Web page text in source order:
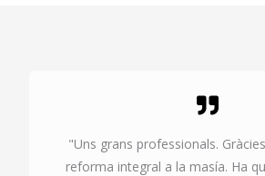
"Uns grans professionals.
reforma integral a la masía. Ha